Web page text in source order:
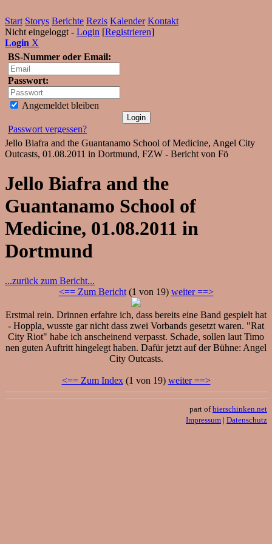
Start Storys Berichte Rezis Kalender Kontakt
Nicht eingeloggt - Login [Registrieren]
Login X
BS-Nummer oder Email:
Passwort:
Angemeldet bleiben
Passwort vergessen?
Jello Biafra and the Guantanamo School of Medicine, Angel City
Outcasts, 01.08.2011 in Dortmund, FZW - Bericht von Fö
Jello Biafra and the
Guantanamo School of
Medicine, 01.08.2011 in
Dortmund
...zurück zum Bericht...
<== Zum Bericht(1 von 19) weiter ==>
Erstmal rein. Drinnen erfahre ich, dass bereits eine Band gespielt hat
- Hoppla, wusste gar nicht dass zwei Vorbands gesetzt waren. "Rat
City Riot" habe ich anscheinend verpasst. Schade, sollen laut Timo
nen guten Auftritt hingelegt haben. Dafür jetzt auf der Bühne: Angel
City Outcasts.
<== Zum Index(1 von 19) weiter ==>
part ofbierschinken.net
Impressum | Datenschutz